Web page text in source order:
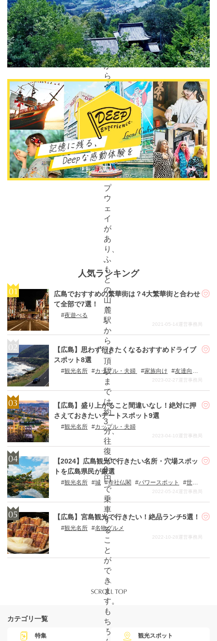
き
ま
す。
市
街
地
か
ら
千
光
寺
公
園
ま
で
は
ロ
ー
プ
ウ
ェ
イ
が
あ
り、
ふ
も
と
の
山
麓
駅
か
ら
山
頂
駅
ま
で
は
約
3
分、
往
復
50
0
円
で
乗
車
す
る
こ
と
が
で
き
ま
す。
も
ち
ろ
人気ランキング
広島でおすすめの繁華街は？4大繁華街と合わせ
て全部で7選！
夜遊べる
2021-05-14運営事務局
【広島】思わず行きたくなるおすすめドライブ
スポット8選
観光名所 カップル・夫婦 家族向け
友達向け
2023-02-27運営事務局
【広島】盛り上がること間違いなし！絶対に押
さえておきたいデートスポット9選
観光名所 カップル・夫婦
2023-04-10運営事務局
【2024】広島観光で行きたい名所・穴場スポッ
トを広島県民が厳選
観光名所 城 寺社仏閣 パワースポット
世界
2022-05-24運営事務局
【広島】宮島観光で行きたい！絶品ランチ5選！
観光名所 名物グルメ
2022-10-28運営事務局
カテゴリ一覧
特集 観光スポット